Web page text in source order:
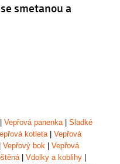
smetanou a
Vepřová panenka| Sladké
kotleta| Vepřová
Vepřový bok
Vepřová
| Vdolky a koblihy